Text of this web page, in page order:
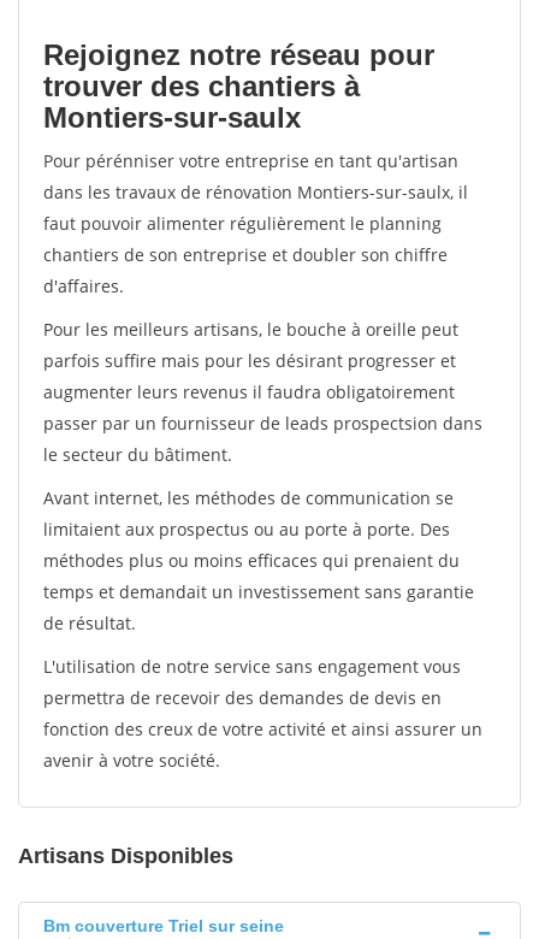
Rejoignez notre réseau pour
trouver des chantiers à
Montiers-sur-saulx
Pour pérénniser votre entreprise en tant qu'artisan
dans les travaux de rénovation Montiers-sur-saulx, il
faut pouvoir alimenter régulièrement le planning
chantiers de son entreprise et doubler son chiffre
d'affaires.
Pour les meilleurs artisans, le bouche à oreille peut
parfois suffire mais pour les désirant progresser et
augmenter leurs revenus il faudra obligatoirement
passer par un fournisseur de leads prospectsion dans
le secteur du bâtiment.
Avant internet, les méthodes de communication se
limitaient aux prospectus ou au porte à porte. Des
méthodes plus ou moins efficaces qui prenaient du
temps et demandait un investissement sans garantie
de résultat.
L'utilisation de notre service sans engagement vous
permettra de recevoir des demandes de devis en
fonction des creux de votre activité et ainsi assurer un
avenir à votre société.
Artisans Disponibles
Bm couverture Triel sur seine